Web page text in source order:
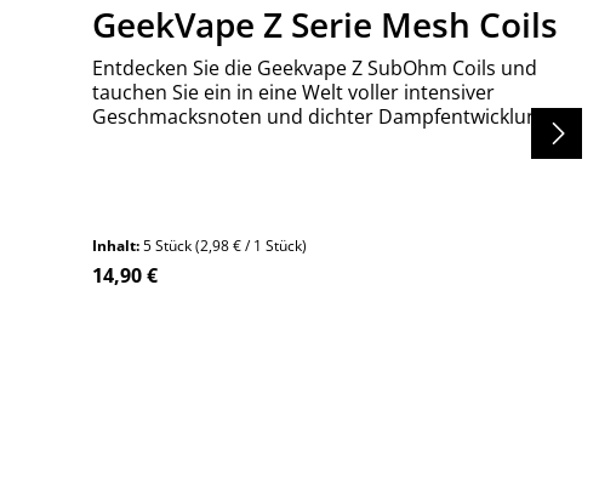
GeekVape Z Serie Mesh Coils
Entdecken Sie die Geekvape Z SubOhm Coils und
tauchen Sie ein in eine Welt voller intensiver
Geschmacksnoten und dichter Dampfentwicklung!
Inhalt:5 Stück(2,98 € / 1 Stück)
Regulärer Preis:
14,90 €